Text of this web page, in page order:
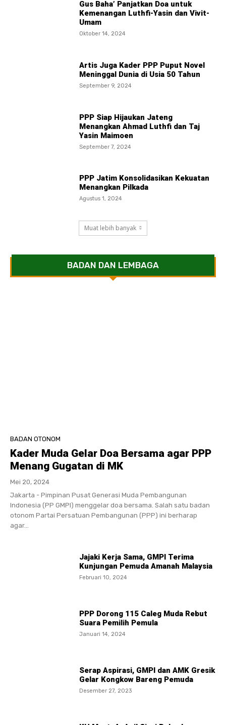
Gus Baha’ Panjatkan Doa untuk
Kemenangan Luthfi-Yasin dan Vivit-
Umam
Oktober 14, 2024
Artis Juga Kader PPP Puput Novel
Meninggal Dunia di Usia 50 Tahun
September 9, 2024
PPP Siap Hijaukan Jateng
Menangkan Ahmad Luthfi dan Taj
Yasin Maimoen
September 7, 2024
PPP Jatim Konsolidasikan Kekuatan
Menangkan Pilkada
Agustus 1, 2024
Muat lebih banyak
BADAN DAN LEMBAGA
BADAN OTONOM
Kader Muda Gelar Doa Bersama agar PPP
Menang Gugatan di MK
Mei 20, 2024
Jakarta - Pimpinan Pusat Generasi Muda Pembangunan
Indonesia (PP GMPI) menggelar doa bersama. Salah satu badan
otonom Partai Persatuan Pembangunan (PPP) ini berharap
agar...
Jajaki Kerja Sama, GMPI Terima
Kunjungan Pemuda Amanah Malaysia
Februari 10, 2024
PPP Dorong 115 Caleg Muda Rebut
Suara Pemilih Pemula
Januari 14, 2024
Serap Aspirasi, GMPI dan AMK Gresik
Gelar Kongkow Bareng Pemuda
Desember 27, 2023